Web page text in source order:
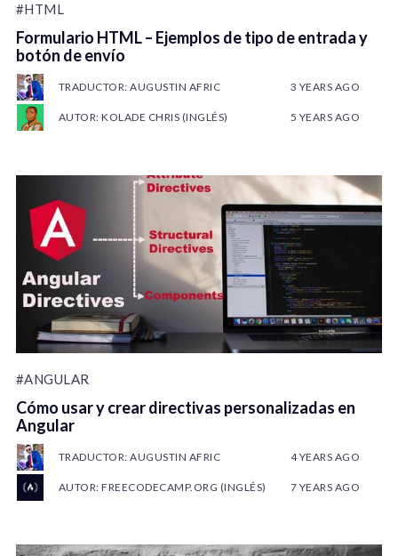
#HTML
Formulario HTML – Ejemplos de tipo de entrada y
botón de envío
TRADUCTOR: AUGUSTIN AFRIC 3 YEARS AGO
AUTOR: KOLADE CHRIS (INGLÉS) 5 YEARS AGO
#ANGULAR
Cómo usar y crear directivas personalizadas en
Angular
TRADUCTOR: AUGUSTIN AFRIC 4 YEARS AGO
AUTOR: FREECODECAMP.ORG (INGLÉS) 7 YEARS AGO